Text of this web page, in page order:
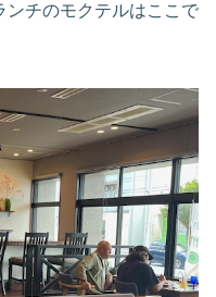
ンチのモクテルはここで